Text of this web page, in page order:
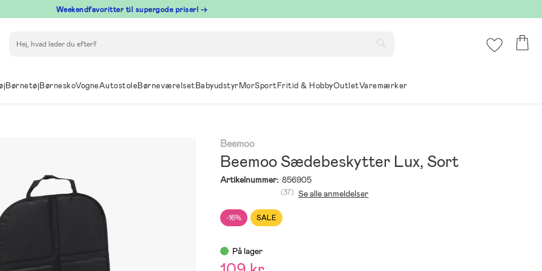
⁠ Weekendfavoritter til supergode priser! →
BørnetøjBørneskoVogneAutostoleBørneværelsetBabyudstyrMorSportFritid & HobbyOutletVaremærker
Beemoo
Beemoo Sædebeskytter Lux, Sort
Artikelnummer: 856905
-16% SALE
(37) Se alle anmeldelser
På lager